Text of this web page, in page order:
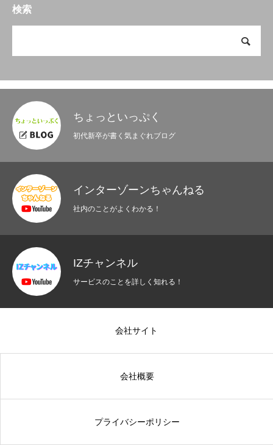
検索
ちょっといっぷく
初代新卒が書く気まぐれブログ
インターゾーンちゃんねる
社内のことがよくわかる！
IZチャンネル
サービスのことを詳しく知れる！
会社サイト
会社概要
プライバシーポリシー